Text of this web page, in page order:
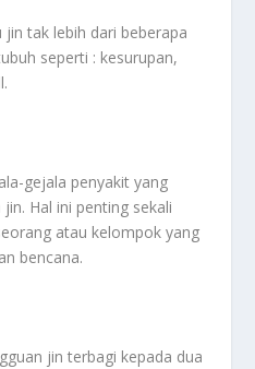
jin tak lebih dari beberapa
seperti : kesurupan,
gejala penyakit yang
Hal ini penting sekali
atau kelompok yang
bencana.
jin terbagi kepada dua